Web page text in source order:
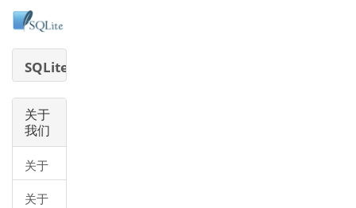
SQLite
教程
关于
我们
关于
关于